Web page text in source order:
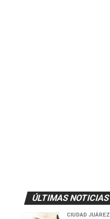
ÚLTIMAS NOTICIAS
CIUDAD JUÁREZ